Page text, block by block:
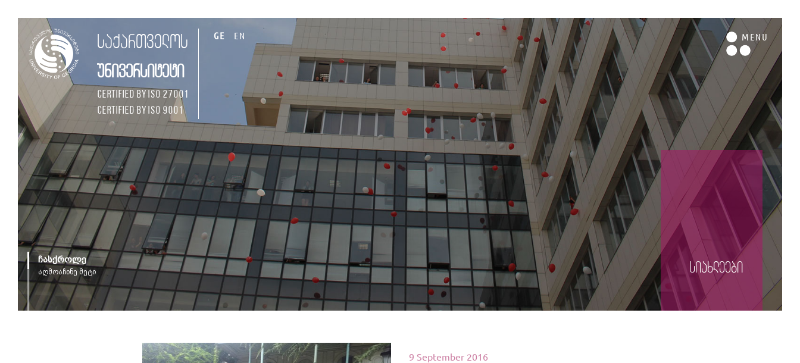
საქართველოს
უნივერსიტეტი
Certified by ISO 27001
Certified by ISO 9001
GE EN MENU
ჩასქროლე
აღმოაჩინე მეტი სიახლეები
9 September 2016